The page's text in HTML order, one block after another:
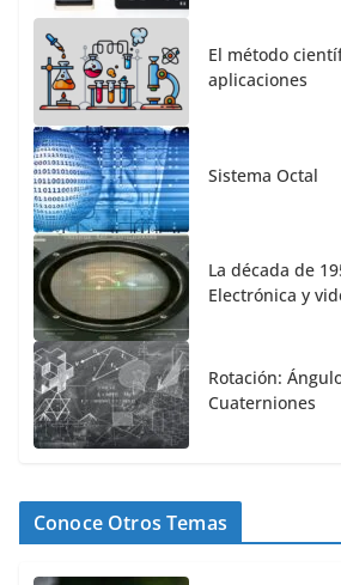
El método
aplicaciones
Sistema Octal
La década de
Electrónica y
Rotación:
Cuaterniones
Conoce Otros Temas